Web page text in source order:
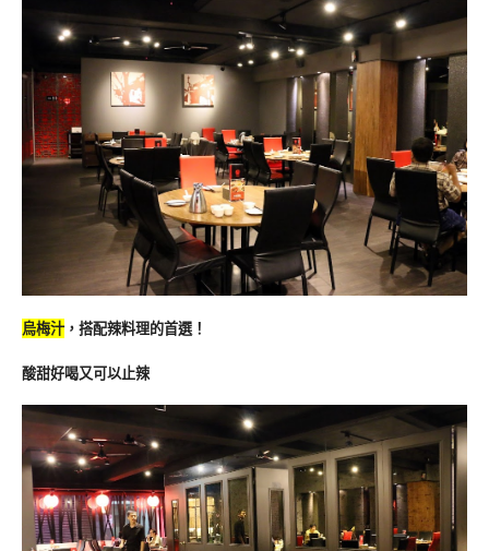
烏梅汁，搭配辣料理的首選！
酸甜好喝又可以止辣